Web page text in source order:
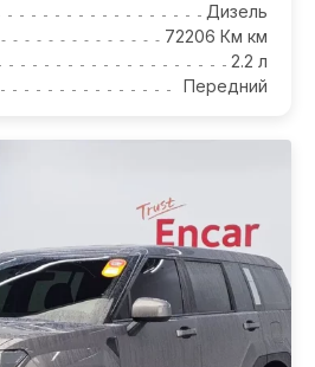
Дизель
72206 Км км
2.2 л
Передний